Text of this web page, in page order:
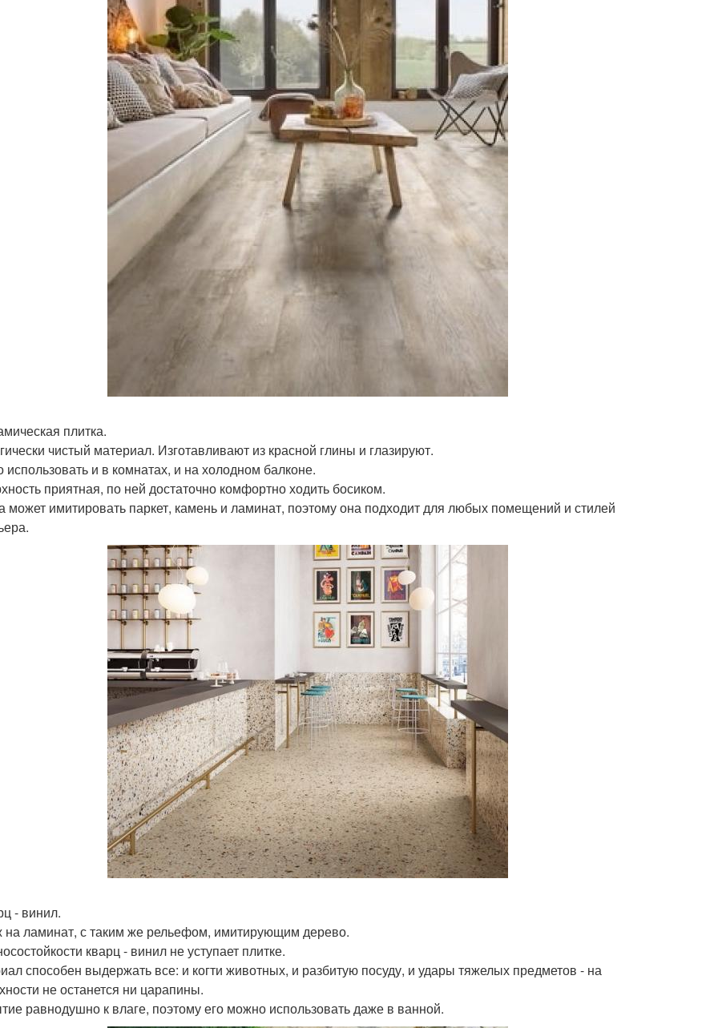
плитка.
чистый материал. Изготавливают из красной глины и глазируют.
и в комнатах, и на холодном балконе.
приятная, по ней достаточно комфортно ходить босиком.
может имитировать паркет, камень и ламинат, поэтому она подходит для любых помещений и стилей
- винил.
на ламинат, с таким же рельефом, имитирующим дерево.
кварц - винил не уступает плитке.
способен выдержать все: и когти животных, и разбитую посуду, и удары тяжелых предметов - на
не останется ни царапины.
равнодушно к влаге, поэтому его можно использовать даже в ванной.